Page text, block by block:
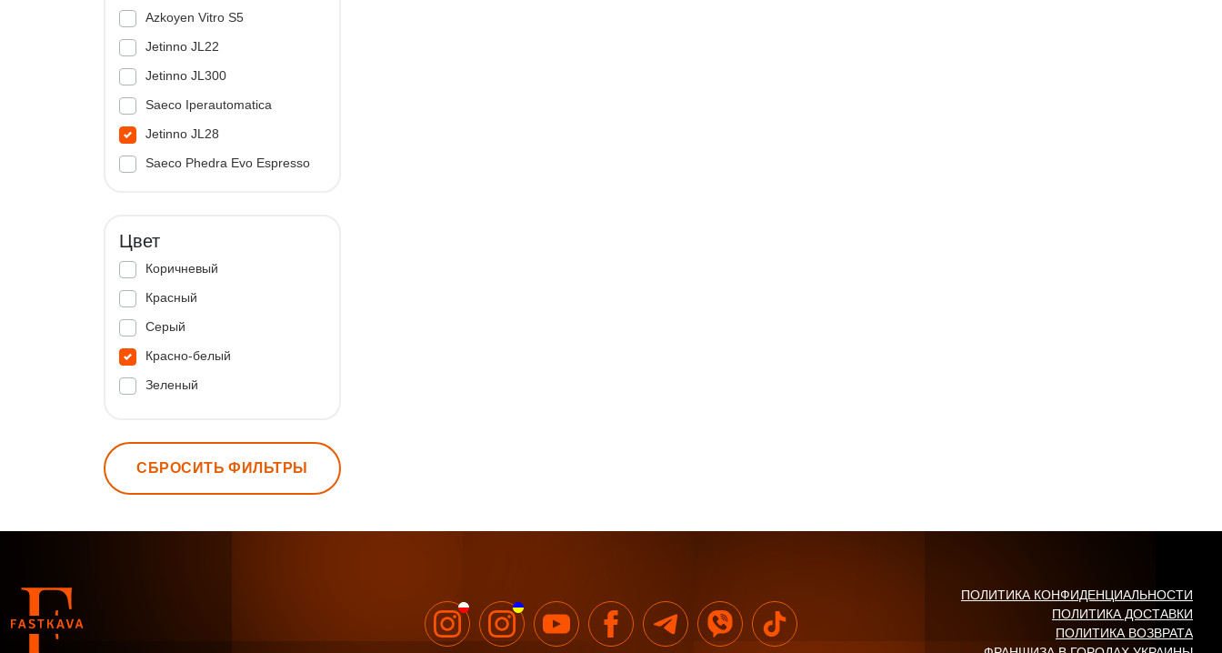
Azkoyen Vitro S5
Jetinno JL22
Jetinno JL300
Saeco Iperautomatica
Jetinno JL28
Saeco Phedra Evo Espresso
Цвет
Коричневый
Красный
Серый
Красно-белый
Зеленый
СБРОСИТЬ ФИЛЬТРЫ
ПОЛИТИКА КОНФИДЕНЦИАЛЬНОСТИ
ПОЛИТИКА ДОСТАВКИ
ПОЛИТИКА ВОЗВРАТА